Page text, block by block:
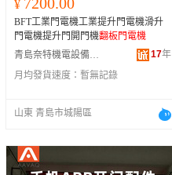
¥
BFT工業門電機工業提升門電機滑升
門電機提升門開門機翻板門電機
青島奈特機電設備有限公司
17年
月均發貨速度： 暫無記錄
山東 青島市城陽區